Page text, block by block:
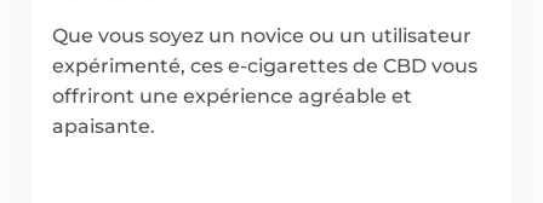
Que vous soyez un novice ou un utilisateur
expérimenté, ces e-cigarettes de CBD vous
offriront une expérience agréable et
apaisante.